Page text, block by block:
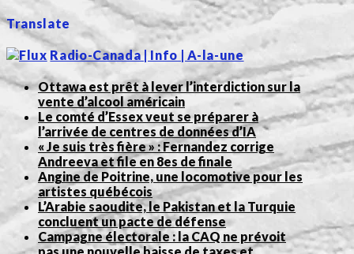
Translate
Radio-Canada | Info | A-la-une
Ottawa est prêt à lever l’interdiction sur la
vente d’alcool américain
Le comté d’Essex veut se préparer à
l’arrivée de centres de données d’IA
« Je suis très fière » : Fernandez corrige
Andreeva et file en 8es de finale
Angine de Poitrine, une locomotive pour les
artistes québécois
L’Arabie saoudite, le Pakistan et la Turquie
concluent un pacte de défense
Campagne électorale : la CAQ ne prévoit